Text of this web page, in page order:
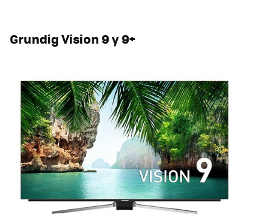
Grundig Vision 9 y 9+